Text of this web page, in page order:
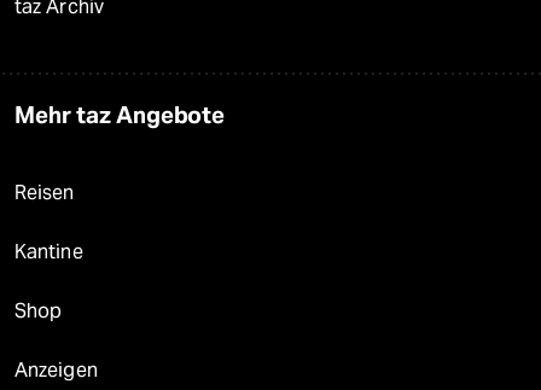
taz Archiv
Mehr taz Angebote
Reisen
Kantine
Shop
Anzeigen